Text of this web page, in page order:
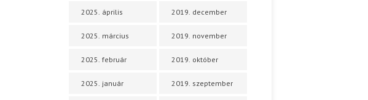
2025. április
2025. március
2025. február
2025. január
2019. december
2019. november
2019. október
2019. szeptember